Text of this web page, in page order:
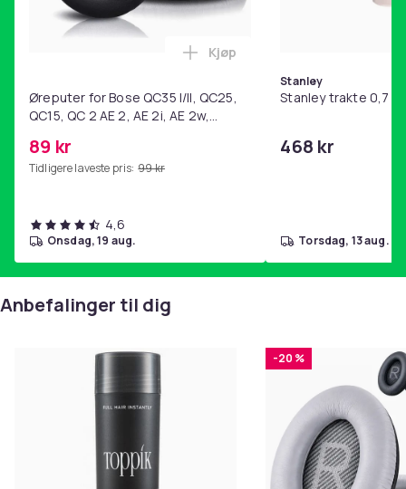
Øreputer for Bose QC35 I/II, QC25,
QC15, QC 2 AE 2, AE 2i, AE 2w,
89 kr
Tidligere laveste pris: 99 kr
Legg Øreputer for Bose QC35
Kjøp
4,6
onsdag, 19 aug.
Stanley
Stanley trakte 0,7 l,
468 kr
torsdag, 13 aug.
Anbefalinger til dig
-20 %